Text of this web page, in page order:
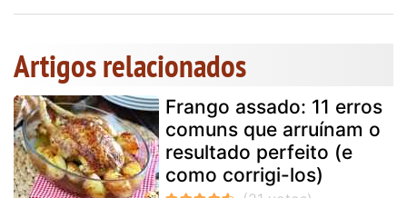
Artigos relacionados
Frango assado: 11 erros
comuns que arruínam o
resultado perfeito (e
como corrigi-los)